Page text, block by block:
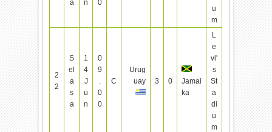
a
n
0
u
m
2
2
S
el
a
s
a
1
4
J
u
n
0
9
.
0
0
C
Urug
uay
3 0
Jamai
ka
L
e
vi'
s
St
a
di
u
m